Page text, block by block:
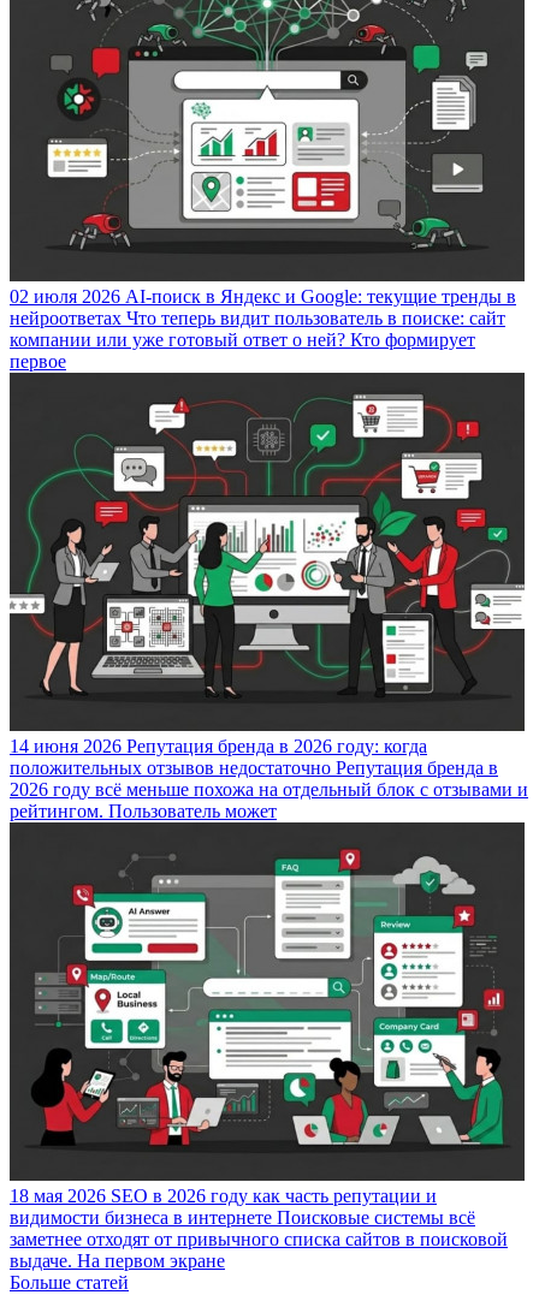
02 июля 2026 AI-поиск в Яндекс и Google: текущие тренды в
нейроответах Что теперь видит пользователь в поиске: сайт
компании или уже готовый ответ о ней? Кто формирует
первое
14 июня 2026 Репутация бренда в 2026 году: когда
положительных отзывов недостаточно Репутация бренда в
2026 году всё меньше похожа на отдельный блок с отзывами и
рейтингом. Пользователь может
18 мая 2026 SEO в 2026 году как часть репутации и
видимости бизнеса в интернете Поисковые системы всё
заметнее отходят от привычного списка сайтов в поисковой
выдаче. На первом экране
Больше статей